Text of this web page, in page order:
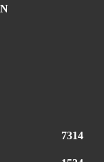
7314